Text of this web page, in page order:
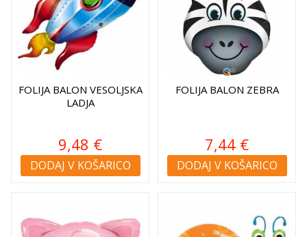
FOLIJA BALON VESOLJSKA
LADJA
9,48 €
DODAJ V KOŠARICO
FOLIJA BALON ZEBRA
7,44 €
DODAJ V KOŠARICO